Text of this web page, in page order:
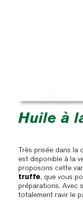
Huile à
Très prisée dans la
est disponible à la
proposons cette
truffe, que vous
préparations. Avec
totalement ravir le